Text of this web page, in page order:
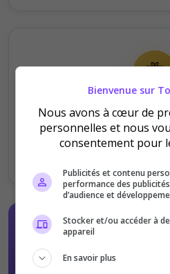
C'est pour
Offrir au
Bienvenue sur
Nous avons à cœur de
personnelles et nous
consentement pour
Publicités et contenu
performance des
d’audience et
Stocker et/ou accéder à
appareil
En savoir plus